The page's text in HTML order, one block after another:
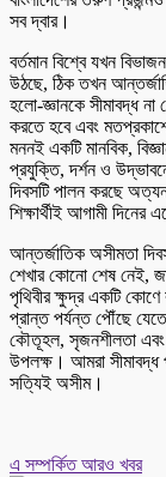
সব দ্বার।
বর্তমান বিশ্বে যখন
উঠছে, ঠিক তখন
হলো-জ্ঞানকে সীমাবদ্ধ
করতে হবে এবং
মননই একটি মানবিক,
প্রযুক্তি, দর্শন ও
দিবসটি পালন করছে
শিক্ষার্থীই আগামী দিনের
আন্তর্জাতিক অসীমতা
শেখার কোনো শেষ নেই,
পৃথিবীর ক্ষুদ্র একটি কোণে
প্রান্ত পর্যন্ত পৌঁছে
কৌতূহল, সৃজনশীলতা এবং
উপলক্ষ। আমরা সীমাবদ্ধ
সত্যিই অসীম।
এ সম্পর্কিত আরও খবর